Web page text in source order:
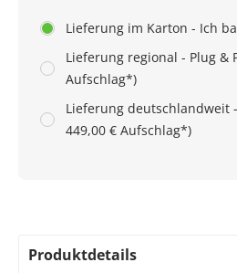
Lieferung im Karton - Ich
Lieferung regional - Plug &
Aufschlag*)
Lieferung deutschlandweit
449,00 € Aufschlag*)
Produktdetails